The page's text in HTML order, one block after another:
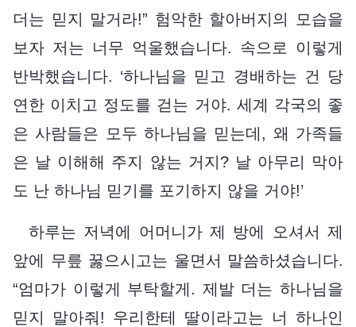
더는 믿지 말거라!” 험악한 할아버지의 모습을
보자 저는 너무 억울했습니다. 속으로 이렇게
반박했습니다. ‘하나님을 믿고 경배하는 건 당
연한 이치고 정도를 걷는 거야. 세계 각국의 좋
은 사람들은 모두 하나님을 믿는데, 왜 가족들
은 날 이해해 주지 않는 거지? 날 아무리 막아
도 난 하나님 믿기를 포기하지 않을 거야!’
하루는 저녁에 어머니가 제 방에 오셔서 제
앞에 무릎 꿇으시고는 울면서 말씀하셨습니다.
“엄마가 이렇게 부탁할게. 제발 더는 하나님을
믿지 말아줘! 우리한테 딸이라고는 너 하나인